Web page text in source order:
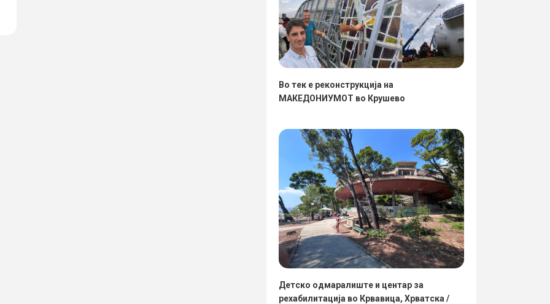
Во тек е реконструкција на
МАКЕДОНИУМОТ во Крушево
Детско одмаралиште и центар за
рехабилитација во Крвавица, Хрватска /